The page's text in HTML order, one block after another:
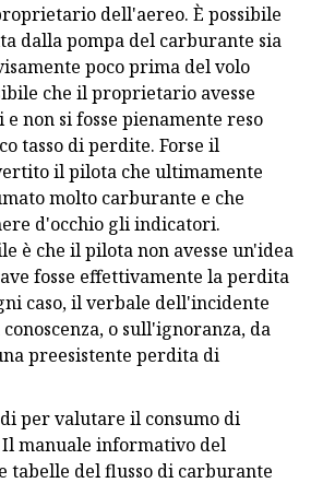
dell'aereo. È possibile
dalla pompa del carburante sia
poco prima del volo
che il proprietario avesse
non si fosse pienamente reso
tasso di perdite. Forse il
il pilota che ultimamente
molto carburante e che
d'occhio gli indicatori.
è che il pilota non avesse un'idea
fosse effettivamente la perdita
caso, il verbale dell'incidente
o sull'ignoranza, da
preesistente perdita di
per valutare il consumo di
manuale informativo del
tabelle del flusso di carburante